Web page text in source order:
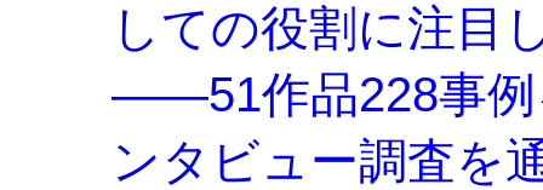
しての役割に注目
——51作品228事例
ンタビュー調査を